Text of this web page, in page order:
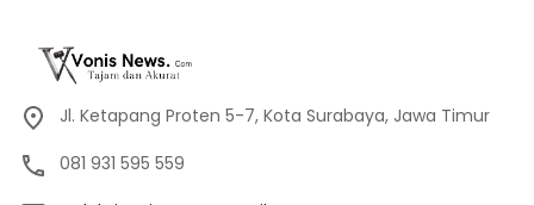
Jl. Ketapang Proten 5-7, Kota Surabaya, Jawa Timur
081 931 595 559